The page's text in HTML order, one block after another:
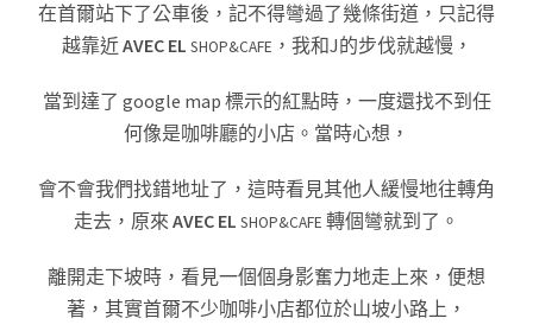
在首爾站下了公車後，記不得彎過了幾條街道，只記得
越靠近AVEC EL SHOP&CAFE ，我和J的步伐就越慢，
當到達了 google map 標示的紅點時，一度還找不到任
何像是咖啡廳的小店。當時心想，
會不會我們找錯地址了，這時看見其他人緩慢地往轉角
走去，原來 AVEC EL SHOP&CAFE 轉個彎就到了。
離開走下坡時，看見一個個身影奮力地走上來，便想
著，其實首爾不少咖啡小店都位於山坡小路上，